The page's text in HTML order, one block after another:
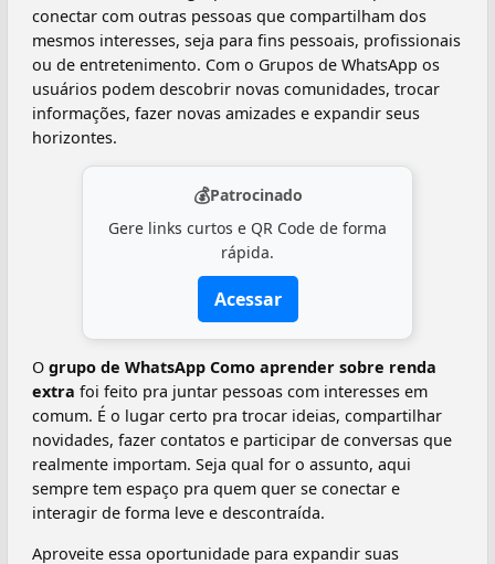
conectar com outras pessoas que compartilham dos
mesmos interesses, seja para fins pessoais, profissionais
ou de entretenimento. Com o Grupos de WhatsApp os
usuários podem descobrir novas comunidades, trocar
informações, fazer novas amizades e expandir seus
horizontes.
💰Patrocinado
Gere links curtos e QR Code de forma
rápida.
Acessar
O grupo de WhatsApp Como aprender sobre renda
extra foi feito pra juntar pessoas com interesses em
comum. É o lugar certo pra trocar ideias, compartilhar
novidades, fazer contatos e participar de conversas que
realmente importam. Seja qual for o assunto, aqui
sempre tem espaço pra quem quer se conectar e
interagir de forma leve e descontraída.
Aproveite essa oportunidade para expandir suas